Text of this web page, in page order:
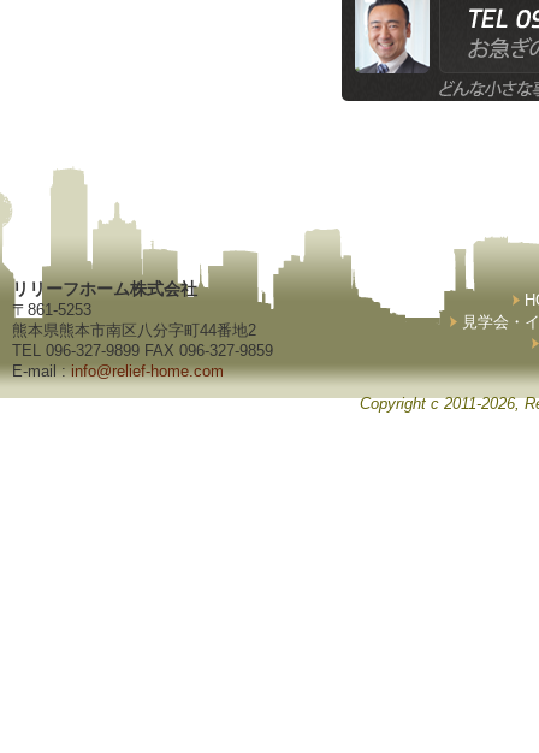
リリーフホーム株式会社
〒861-5253
熊本県熊本市南区八分字町44番地2
TEL 096-327-9899 FAX 096-327-9859
E-mail :info@relief-home.com
見学会・
Copyright c 2011-2026,